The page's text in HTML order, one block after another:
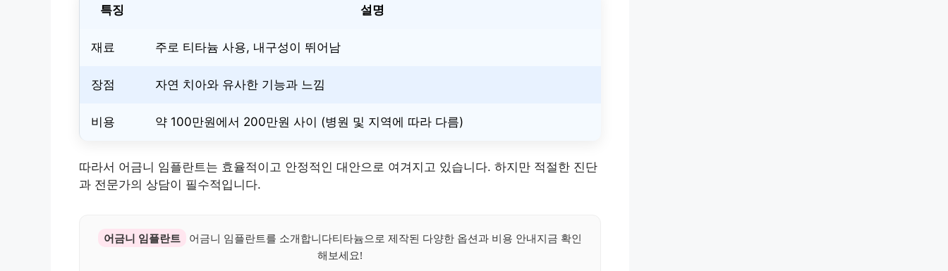
특징 설명
재료 주로 티타늄 사용, 내구성이 뛰어남
장점 자연 치아와 유사한 기능과 느낌
비용 약 100만원에서 200만원 사이 (병원 및 지역에 따라 다름)
따라서 어금니 임플란트는 효율적이고 안정적인 대안으로 여겨지고 있습니다. 하지만 적절한 진단
과 전문가의 상담이 필수적입니다.
어금니 임플란트
어금니 임플란트를 소개합니다티타늄으로 제작된 다양한 옵션과 비용 안내지금 확인
해보세요!